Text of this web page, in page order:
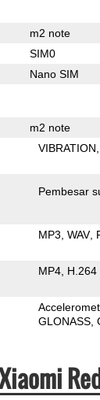
m2 note
SIM0
Nano SIM
m2 note
VIBRATION
Pembesar
MP3 WAV
MP4 H.264
GLONASS